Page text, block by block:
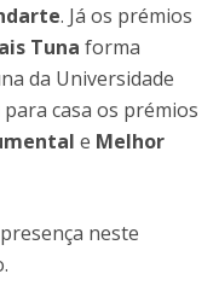
. Já os prémios
Tuna forma
da Universidade
casa os prémios
e Melhor
neste